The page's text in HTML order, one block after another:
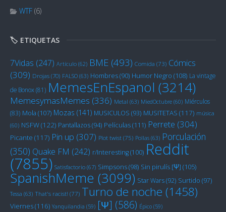
WTF (6)
🏷️ ETIQUETAS
7Vidas (247) Artículo (62) BME (493) Comida (73) Cómics
(309) Drojas (70) FALSO (63) Hombres(90) Humor Negro (108) La vintage
de Bonox(81) MemesEnEspanol (3214)
MemesymasMemes (336) Metal (63) MiedOctubre (60) Miérculos
(83) Mola (107) Mozas (141) MUSICULOS (93) MUSITETAS (117) música
(60) NSFW(122) Pantallazos(94) Películas(111) Perrete (304)
Picante (117) Pin up (307) Plot twist (75) Pollas (63) Porculación
(350) Quake FM (242) r/Interesting(100) Reddit
(7855) Satisfactorio (67) Simpsons(98) Sin pirulís [Ψ] (105)
SpanishMeme (3099) Star Wars(92) Surtido (97)
Tessa (63) That's racist! (77) Turno de noche (1458)
Viernes(116) Yanquilandia (59) [Ψ] (586) Épico (59)